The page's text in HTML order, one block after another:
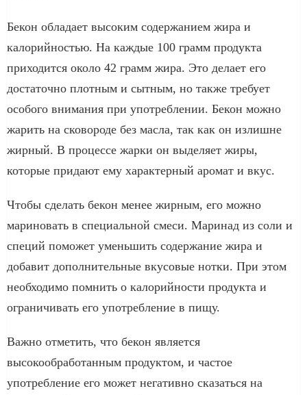
Бекон обладает высоким содержанием жира и
калорийностью. На каждые 100 грамм продукта
приходится около 42 грамм жира. Это делает его
достаточно плотным и сытным, но также требует
особого внимания при употреблении. Бекон можно
жарить на сковороде без масла, так как он излишне
жирный. В процессе жарки он выделяет жиры,
которые придают ему характерный аромат и вкус.
Чтобы сделать бекон менее жирным, его можно
мариновать в специальной смеси. Маринад из соли и
специй поможет уменьшить содержание жира и
добавит дополнительные вкусовые нотки. При этом
необходимо помнить о калорийности продукта и
ограничивать его употребление в пищу.
Важно отметить, что бекон является
высокообработанным продуктом, и частое
употребление его может негативно сказаться на